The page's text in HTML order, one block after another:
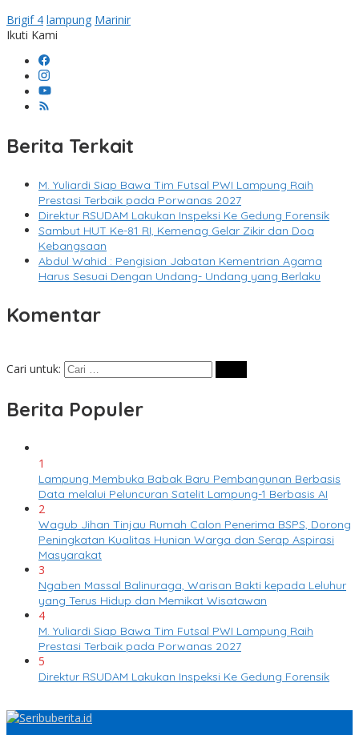
Brigif 4 lampung Marinir
Ikuti Kami
Berita Terkait
M. Yuliardi Siap Bawa Tim Futsal PWI Lampung Raih
Prestasi Terbaik pada Porwanas 2027
Direktur RSUDAM Lakukan Inspeksi Ke Gedung Forensik
Sambut HUT Ke-81 RI, Kemenag Gelar Zikir dan Doa
Kebangsaan
Abdul Wahid : Pengisian Jabatan Kementrian Agama
Harus Sesuai Dengan Undang- Undang yang Berlaku
Komentar
Cari untuk:
Berita Populer
1
Lampung Membuka Babak Baru Pembangunan Berbasis
Data melalui Peluncuran Satelit Lampung-1 Berbasis AI
2
Wagub Jihan Tinjau Rumah Calon Penerima BSPS, Dorong
Peningkatan Kualitas Hunian Warga dan Serap Aspirasi
Masyarakat
3
Ngaben Massal Balinuraga, Warisan Bakti kepada Leluhur
yang Terus Hidup dan Memikat Wisatawan
4
M. Yuliardi Siap Bawa Tim Futsal PWI Lampung Raih
Prestasi Terbaik pada Porwanas 2027
5
Direktur RSUDAM Lakukan Inspeksi Ke Gedung Forensik